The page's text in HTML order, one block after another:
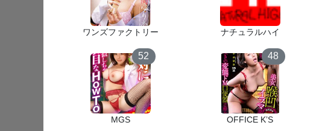
ワンズファクトリー ナチュラルハイ
52
MGS
48
OFFICE K’S